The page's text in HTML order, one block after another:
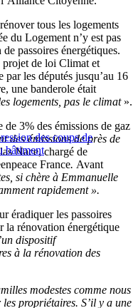
tous les logements
du Logement n’y est pas
passoires énergétiques.
projet de loi Climat et
les députés jusqu’au 16
une banderole était
logements, pas le climat».
des coups de
bâtiment
de 3% des émissions de gaz
des émissions de près de
Nace, chargé de
France. Avant
si chère à Emmanuelle
rapidement ».
éradiquer les passoires
la rénovation énergétique
dispositif
à la rénovation des
modestes comme nous
propriétaires. S’il y a une